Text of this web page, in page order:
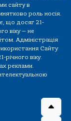
сайту в
роль носія.
що досяг 21-
віку — не
Адміністрація
Сайту
річного віку.
реклами.